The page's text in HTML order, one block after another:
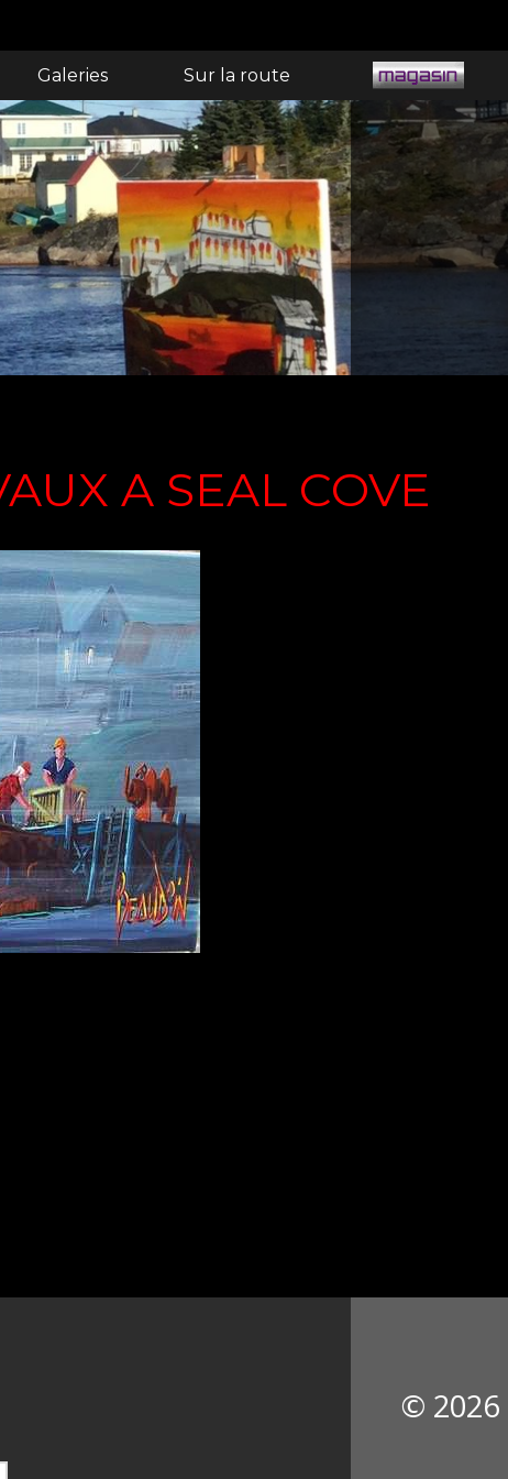
Galeries Sur la route
A SEAL COVE
© 2026